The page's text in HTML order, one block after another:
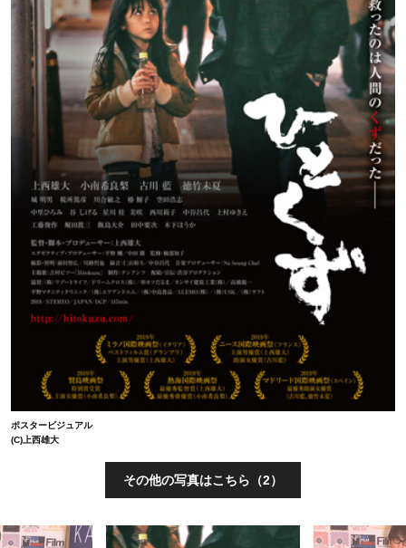
ポスタービジュアル
(C)上西雄大
その他の写真はこちら（2）